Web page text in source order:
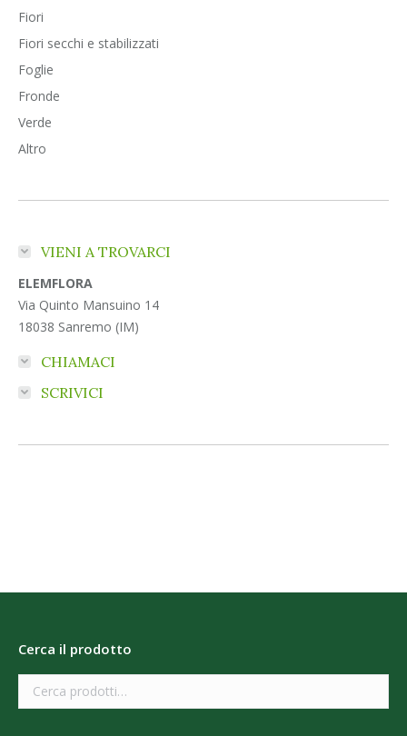
Fiori
Fiori secchi e stabilizzati
Foglie
Fronde
Verde
Altro
VIENI A TROVARCI
ELEMFLORA
Via Quinto Mansuino 14
18038 Sanremo (IM)
CHIAMACI
SCRIVICI
Cerca il prodotto